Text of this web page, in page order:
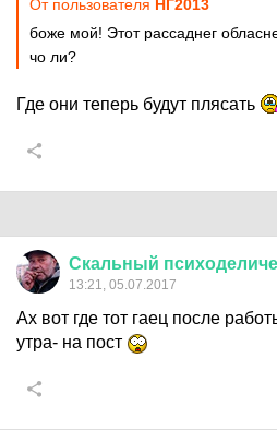
От пользователя НГ2013
боже мой! Этот рассаднег
чо ли?
Где они теперь будут плясать
Скальный
13:21, 05.07.2017
Ах вот где тот гаец после
утра- на пост